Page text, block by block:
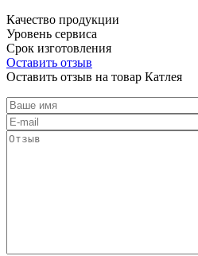
Качество продукции
Уровень сервиса
Срок изготовления
Оставить отзыв
Оставить отзыв на товар Катлея